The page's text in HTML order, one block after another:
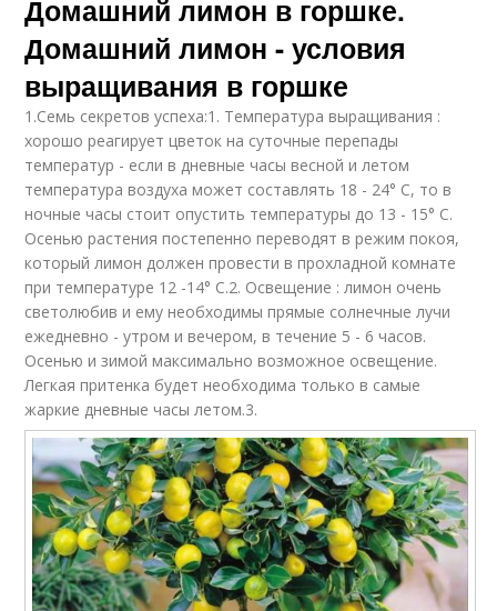
Домашний лимон в горшке.
Домашний лимон - условия
выращивания в горшке
1.Семь секретов успеха:1. Температура выращивания :
хорошо реагирует цветок на суточные перепады
температур - если в дневные часы весной и летом
температура воздуха может составлять 18 - 24° С, то в
ночные часы стоит опустить температуры до 13 - 15° С.
Осенью растения постепенно переводят в режим покоя,
который лимон должен провести в прохладной комнате
при температуре 12 -14° С.2. Освещение : лимон очень
светолюбив и ему необходимы прямые солнечные лучи
ежедневно - утром и вечером, в течение 5 - 6 часов.
Осенью и зимой максимально возможное освещение.
Легкая притенка будет необходима только в самые
жаркие дневные часы летом.3.